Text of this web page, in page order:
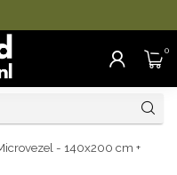
0
- 140x200 cm +